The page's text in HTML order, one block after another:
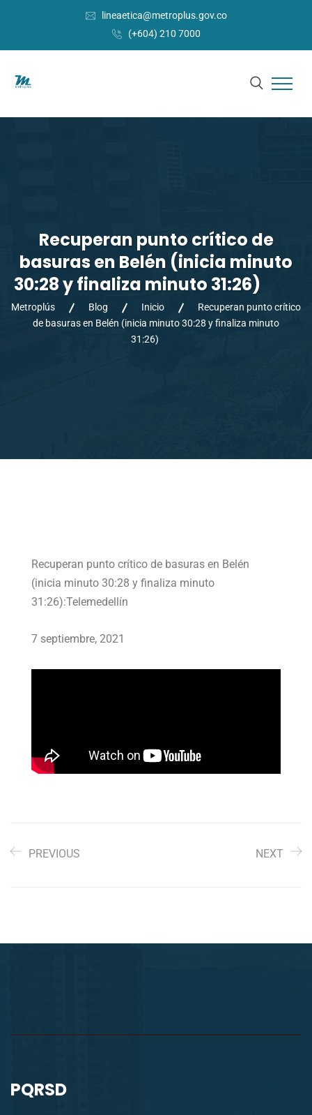
lineaetica@metroplus.gov.co
(+604) 210 7000
Recuperan punto crítico de
basuras en Belén (inicia minuto
30:28 y finaliza minuto 31:26)
Metroplús Blog Inicio
Recuperan punto crítico
de basuras en Belén (inicia minuto 30:28 y finaliza minuto
31:26)
Recuperan punto crítico de basuras en Belén
(inicia minuto 30:28 y finaliza minuto
31:26):Telemedellín
7 septiembre, 2021
PREVIOUS NEXT
PQRSD